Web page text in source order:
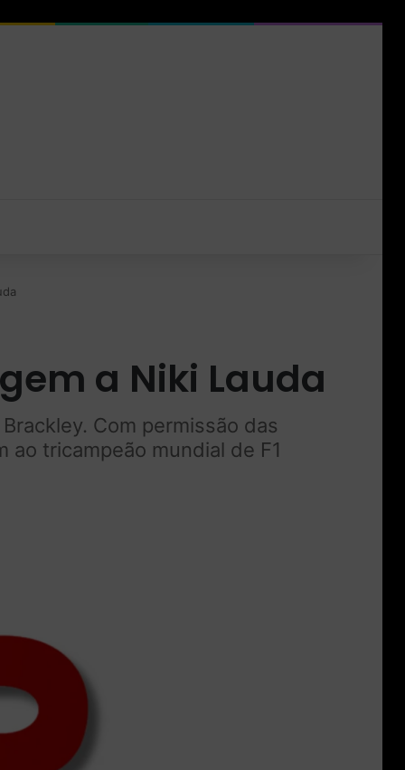
a Niki Lauda
Com permissão das
tricampeão mundial de F1